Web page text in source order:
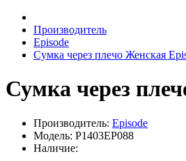
Производитель
Episode
Сумка через плечо Женская
Сумка через
Производитель: Episode
Модель: P1403EP088
Наличие: